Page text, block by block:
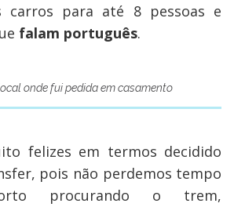
carros para até 8 pessoas e
falam português.
onde fui pedida em casamento
felizes em termos decidido
pois não perdemos tempo
procurando o trem,